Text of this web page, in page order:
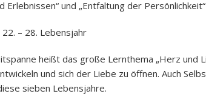
Erlebnissen“ und „Entfaltung der
– 28. Lebensjahr
heißt das große Lernthema „Herz und
und sich der Liebe zu öffnen. Auch
sieben Lebensjahre.